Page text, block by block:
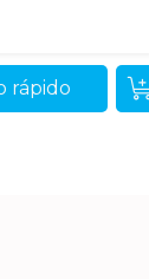
rápido